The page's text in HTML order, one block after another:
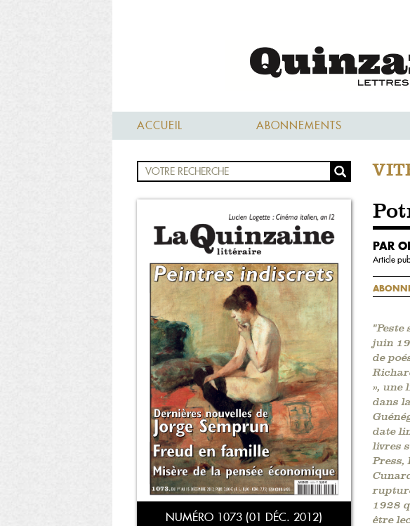
ACCUEIL ABONNEMENTS
NUMÉRO 1073 (01 DÉC. 2012)
PAR
Article
"Peste
juin
de
», une
dans
date
livres
Press,
1928
être